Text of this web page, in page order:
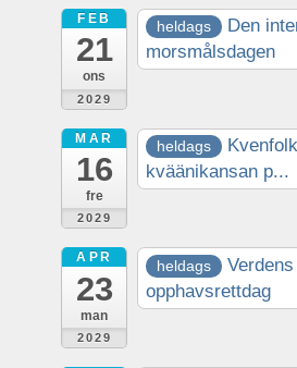
FEB
21
ons
2029
heldags
Den
morsmålsdagen
MAR
16
fre
2029
heldags
kväänikansan p...
APR
23
man
2029
heldags
opphavsrettdag